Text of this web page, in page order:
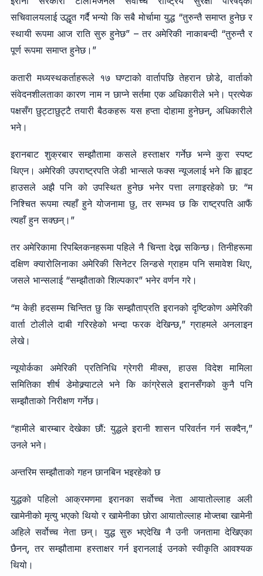
सचिवालयलाई उद्धृत गर्दै भन्यो कि सबै मोर्चामा युद्ध “तुरुन्तै समाप्त हुनेछ र
स्थायी रूपमा आज राति सुरु हुनेछ” – तर अमेरिकी नाकाबन्दी “तुरुन्तै र
पूर्ण रूपमा समाप्त हुनेछ।”
कतारी मध्यस्थकर्ताहरूले १७ घण्टाको वार्तापछि तेहरान छोडे, वार्ताको
संवेदनशीलताका कारण नाम न छाप्ने सर्तमा एक अधिकारीले भने। प्रत्येक
पक्षसँग छुट्टाछुट्टै तयारी बैठकहरू यस हप्ता दोहामा हुनेछन्, अधिकारीले
भने।
इरानबाट शुक्रबार सम्झौतामा कसले हस्ताक्षर गर्नेछ भन्ने कुरा स्पष्ट
थिएन। अमेरिकी उपराष्ट्रपति जेडी भान्सले फक्स न्यूजलाई भने कि ह्वाइट
हाउसले अझै पनि को उपस्थित हुनेछ भनेर पत्ता लगाइरहेको छ: “म
निश्चित रूपमा त्यहाँ हुने योजनामा ​​छु, तर सम्भव छ कि राष्ट्रपति आफैं
त्यहाँ हुन सक्छन्।”
तर अमेरिकामा रिपब्लिकनहरूमा पहिले नै चिन्ता देख्न सकिन्छ। तिनीहरूमा
दक्षिण क्यारोलिनाका अमेरिकी सिनेटर लिन्डसे ग्राहम पनि समावेश थिए,
जसले भान्सलाई “सम्झौताको शिल्पकार” भनेर वर्णन गरे।
“म केही हदसम्म चिन्तित छु कि सम्झौताप्रति इरानको दृष्टिकोण अमेरिकी
वार्ता टोलीले दाबी गरिरहेको भन्दा फरक देखिन्छ,” ग्राहमले अनलाइन
लेखे।
न्यूयोर्कका अमेरिकी प्रतिनिधि ग्रेगरी मीक्स, हाउस विदेश मामिला
समितिका शीर्ष डेमोक्र्याटले भने कि कांग्रेसले इरानसँगको कुनै पनि
सम्झौताको निरीक्षण गर्नेछ।
“हामीले बारम्बार देखेका छौं: युद्धले इरानी शासन परिवर्तन गर्न सक्दैन,”
उनले भने।
अन्तरिम सम्झौताको गहन छानबिन भइरहेको छ
युद्धको पहिलो आक्रमणमा इरानका सर्वोच्च नेता आयातोल्लाह अली
खामेनीको मृत्यु भएको थियो र खामेनीका छोरा आयातोल्लाह मोज्तबा खामेनी
अहिले सर्वोच्च नेता छन्। युद्ध सुरु भएदेखि नै उनी जनतामा देखिएका
छैनन्, तर सम्झौतामा हस्ताक्षर गर्न इरानलाई उनको स्वीकृति आवश्यक
थियो।